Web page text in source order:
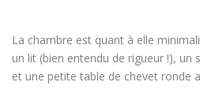
La chambre est quant à elle
un lit (bien entendu de rigueur !),
et une petite table de chevet ronde